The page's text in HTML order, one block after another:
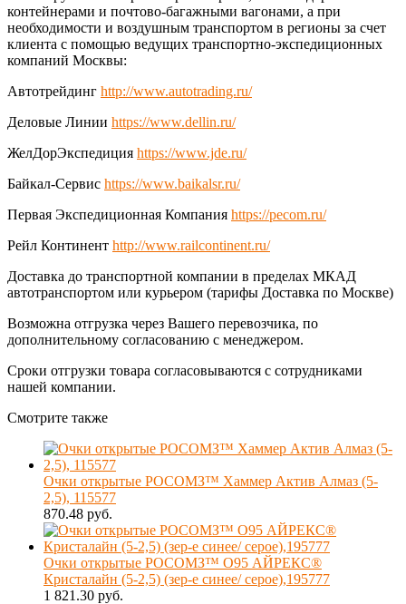
контейнерами и почтово-багажными вагонами, а при
необходимости и воздушным транспортом в регионы за счет
клиента с помощью ведущих транспортно-экспедиционных
компаний Москвы:
Автотрейдинг http://www.autotrading.ru/
Деловые Линии https://www.dellin.ru/
ЖелДорЭкспедиция https://www.jde.ru/
Байкал-Сервис https://www.baikalsr.ru/
Первая Экспедиционная Компания https://pecom.ru/
Рейл Континент http://www.railcontinent.ru/
Доставка до транспортной компании в пределах МКАД
автотранспортом или курьером (тарифы Доставка по Москве)
Возможна отгрузка через Вашего перевозчика, по
дополнительному согласованию с менеджером.
Сроки отгрузки товара согласовываются с сотрудниками
нашей компании.
Смотрите также
Очки открытые РОСОМЗ™ Хаммер Актив Алмаз (5-
2,5), 115577
870.48 руб.
Очки открытые РОСОМЗ™ О95 АЙРЕКС®
Кристалайн (5-2,5) (зер-е синее/ серое),195777
1 821.30 руб.